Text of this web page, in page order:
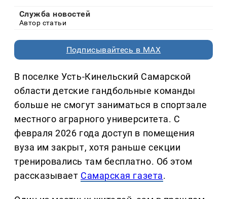
Служба новостей
Автор статьи
Подписывайтесь в MAX
В поселке Усть-Кинельский Самарской
области детские гандбольные команды
больше не смогут заниматься в спортзале
местного аграрного университета. С
февраля 2026 года доступ в помещения
вуза им закрыт, хотя раньше секции
тренировались там бесплатно. Об этом
рассказывает Самарская газета.